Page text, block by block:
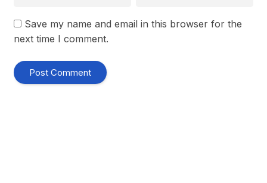
Save my name and email in this browser for the
next time I comment.